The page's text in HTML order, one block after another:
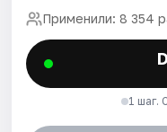
Применили: 8 354
1 шаг.